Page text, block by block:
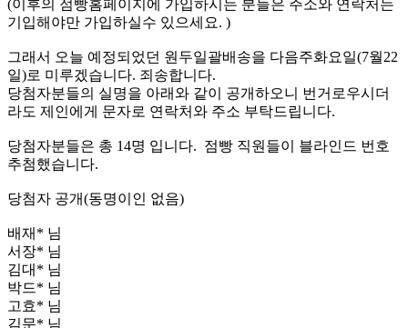
(이후의 점빵홈페이지에 가입하시는 분들은 주소와 연락처는
기입해야만 가입하실수 있으세요. )
그래서 오늘 예정되었던 원두일괄배송을 다음주화요일(7월22
일)로 미루겠습니다. 죄송합니다.
당첨자분들의 실명을 아래와 같이 공개하오니 번거로우시더
라도 제인에게 문자로 연락처와 주소 부탁드립니다.
당첨자분들은 총 14명 입니다. 점빵 직원들이 블라인드 번호
추첨했습니다.
당첨자 공개(동명이인 없음)
배재* 님
서장* 님
김대* 님
박드* 님
고효* 님
김문* 님